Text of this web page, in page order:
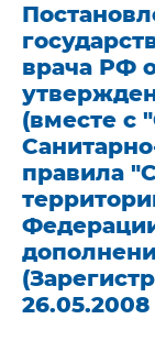
врача РФ
(вместе с
правила
26.05.2008